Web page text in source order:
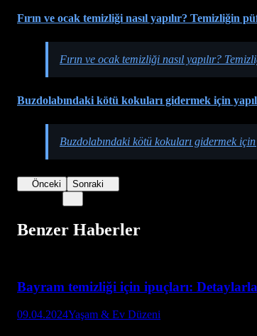
Fırın ve ocak temizliği nasıl yapılır? Temizliğin
Fırın ve ocak temizliği nasıl yapılır?
Buzdolabındaki kötü kokuları gidermek için
Buzdolabındaki kötü kokuları gidermek
Önceki Sonraki
Benzer Haberler
Bayram temizliği için ipuçları:
09.04.2024Yaşam & Ev Düzeni